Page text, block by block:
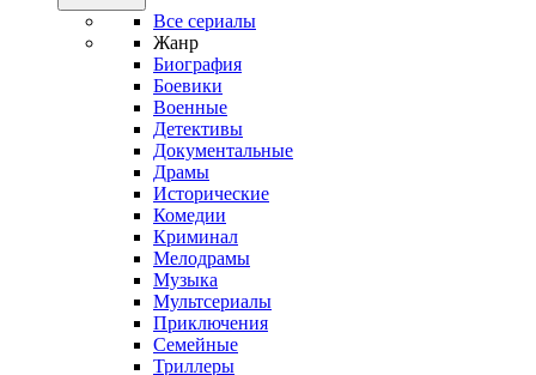
Все сериалы
Жанр
Биография
Боевики
Военные
Детективы
Документальные
Драмы
Исторические
Комедии
Криминал
Мелодрамы
Музыка
Мультсериалы
Приключения
Семейные
Триллеры